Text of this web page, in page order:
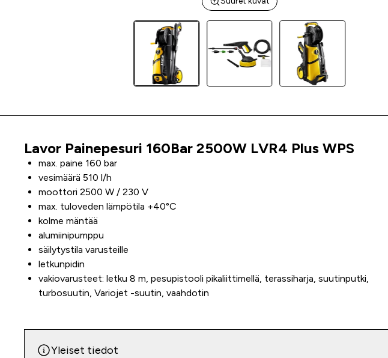
Tuoteinfo
Lavor Painepesuri 160Bar 2500W LVR4 Plus WPS
max. paine 160 bar
vesimäärä 510 l/h
moottori 2500 W / 230 V
max. tuloveden lämpötila +40°C
kolme mäntää
alumiinipumppu
säilytystila varusteille
letkunpidin
vakiovarusteet: letku 8 m, pesupistooli pikaliittimellä, terassiharja, suutinputki,
turbosuutin, Variojet -suutin, vaahdotin
Yleiset tiedot